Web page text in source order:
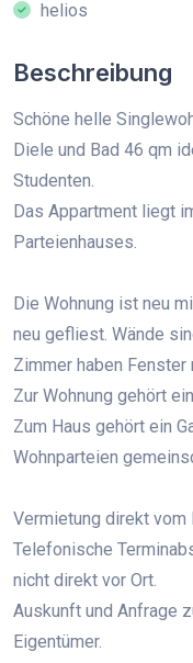
helios
Beschreibung
Schöne helle
Diele und Bad 46 qm
Studenten.
Das Appartment liegt
Parteienhauses.
Die Wohnung ist neu
neu gefliest. Wände
Zimmer haben
Zur Wohnung gehört
Zum Haus gehört ein
Wohnparteien
Vermietung direkt vom
Telefonische
nicht direkt vor Ort.
Auskunft und Anfrage
Eigentümer.